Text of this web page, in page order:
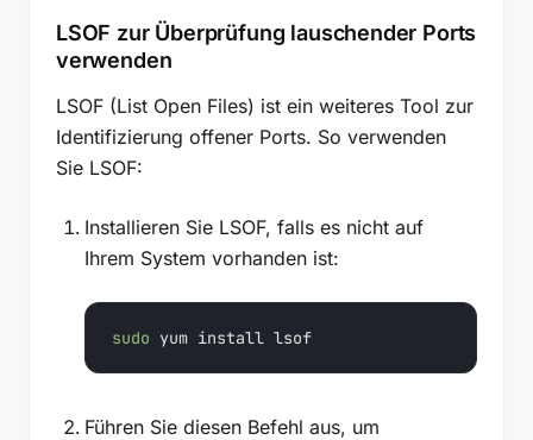
LSOF zur Überprüfung lauschender Ports
verwenden
LSOF (List Open Files) ist ein weiteres Tool zur
Identifizierung offener Ports. So verwenden
Sie LSOF:
Installieren Sie LSOF, falls es nicht auf
Ihrem System vorhanden ist:
sudo yum install lsof
Führen Sie diesen Befehl aus, um